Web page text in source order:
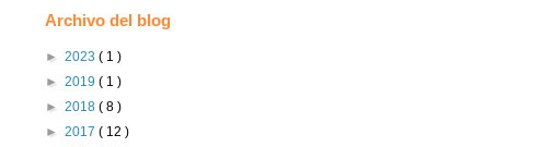
Archivo del blog
► 2023 ( 1 )
► 2019 ( 1 )
► 2018 ( 8 )
► 2017 ( 12 )